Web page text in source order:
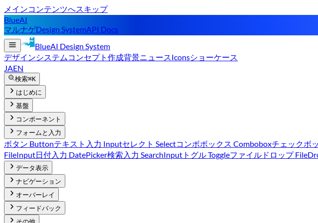
メインコンテンツへスキップ
BlueAI
マルナゲDesign SystemAPI Docs
BlueAI Design System
デザインシステム コンセプト 作成背景ニュースIconsショーケース
JAEN
検索⌘K
はじめに
基盤
コンポーネント
フォームと入力
ボタン Buttonテキスト入力 Inputセレクト Selectコンボボックス Comboboxチェックボ
FileInput日付入力 DatePicker検索入力 SearchInput トグル Toggleファイルドロップ
データ表示
ナビゲーション
オーバーレイ
フィードバック